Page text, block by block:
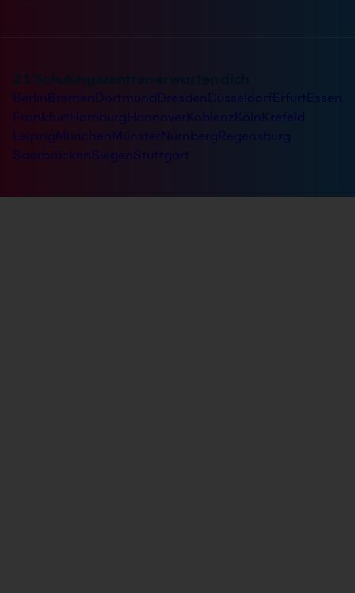
21 Schulungszentren erwarten dich
Berlin Bremen Dortmund ErfurtEssen
FrankfurtHamburgHannover
Krefeld
LeipzigMünchen Münster
SaarbrückenSiegen Stuttgart